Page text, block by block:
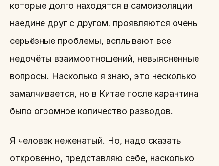
которые долго находятся в самоизоляции
наедине друг с другом, проявляются очень
серьёзные проблемы, всплывают все
недочёты взаимоотношений, невыясненные
вопросы. Насколько я знаю, это несколько
замалчивается, но в Китае после карантина
было огромное количество разводов.
Я человек неженатый. Но, надо сказать
откровенно, представляю себе, насколько